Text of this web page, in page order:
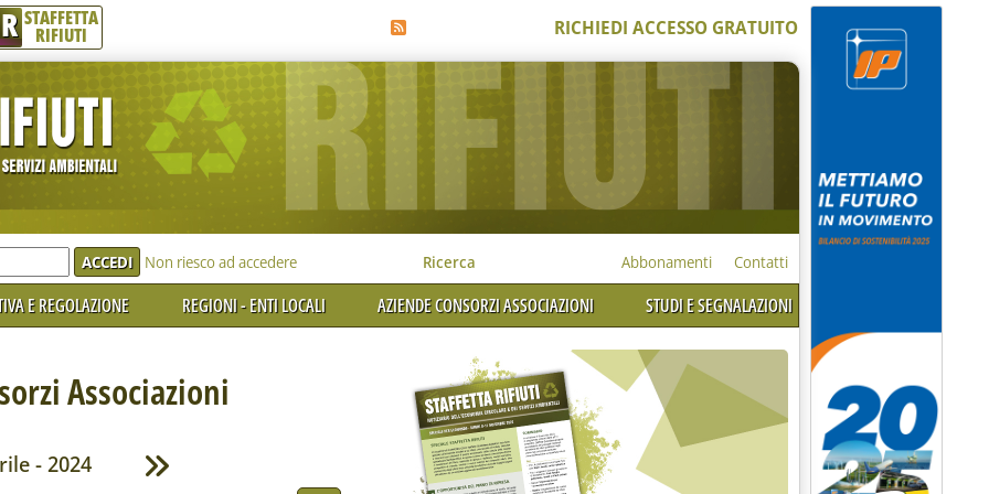
R STAFFETTA
RIFIUTI RICHIEDI ACCESSO GRATUITO
Non riesco ad accedere Ricerca Abbonamenti Contatti
E REGOLAZIONE REGIONI - ENTI LOCALI AZIENDE CONSORZI ASSOCIAZIONI STUDI E SEGNALAZIONI
Associazioni
- 2024